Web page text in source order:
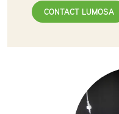
CONTACT LUMOSA